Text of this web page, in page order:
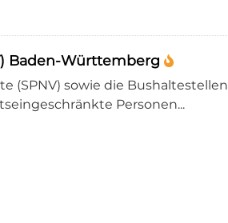
Baden-Württemberg
(SPNV) sowie die Bushaltestellen
Personen...